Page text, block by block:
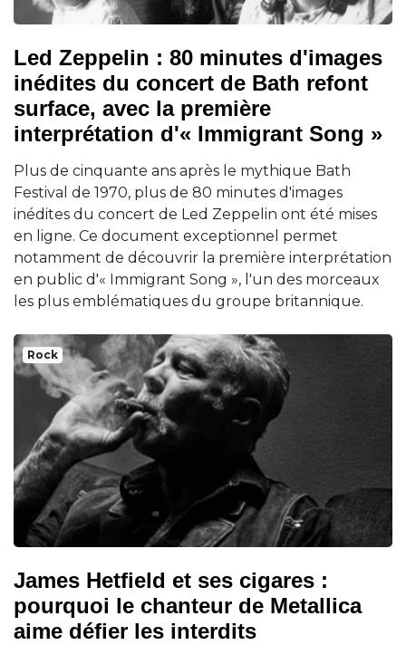
Led Zeppelin : 80 minutes d'images
inédites du concert de Bath refont
surface, avec la première
interprétation d'« Immigrant Song »
Plus de cinquante ans après le mythique Bath
Festival de 1970, plus de 80 minutes d'images
inédites du concert de Led Zeppelin ont été mises
en ligne. Ce document exceptionnel permet
notamment de découvrir la première interprétation
en public d'« Immigrant Song », l'un des morceaux
les plus emblématiques du groupe britannique.
Rock
James Hetfield et ses cigares :
pourquoi le chanteur de Metallica
aime défier les interdits